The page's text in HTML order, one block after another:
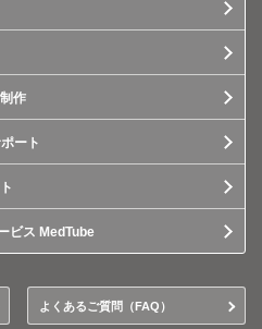
作
ート
ビス MedTube
よくあるご質問（FAQ）